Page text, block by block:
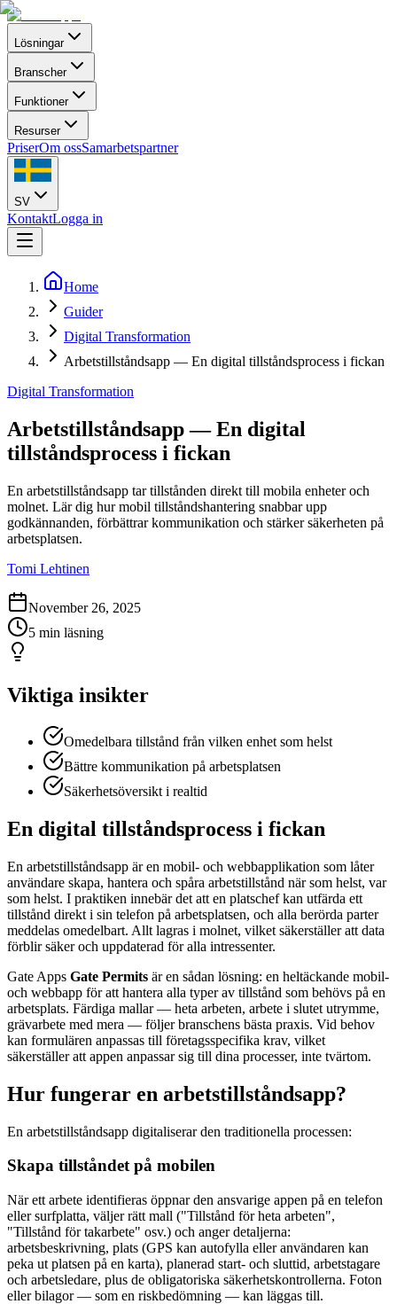
Lösningar
Branscher
Funktioner
Resurser
PriserOm ossSamarbetspartner
SV
KontaktLogga in
Home
Guider
Digital Transformation
Arbetstillståndsapp — En digital tillståndsprocess i fickan
Digital Transformation
Arbetstillståndsapp — En digital
tillståndsprocess i fickan
En arbetstillståndsapp tar tillstånden direkt till mobila enheter och
molnet. Lär dig hur mobil tillståndshantering snabbar upp
godkännanden, förbättrar kommunikation och stärker säkerheten på
arbetsplatsen.
Tomi Lehtinen
November 26, 2025
5 min läsning
Viktiga insikter
Omedelbara tillstånd från vilken enhet som helst
Bättre kommunikation på arbetsplatsen
Säkerhetsöversikt i realtid
En digital tillståndsprocess i fickan
En arbetstillståndsapp är en mobil- och webbapplikation som låter
användare skapa, hantera och spåra arbetstillstånd när som helst, var
som helst. I praktiken innebär det att en platschef kan utfärda ett
tillstånd direkt i sin telefon på arbetsplatsen, och alla berörda parter
meddelas omedelbart. Allt lagras i molnet, vilket säkerställer att data
förblir säker och uppdaterad för alla intressenter.
Gate Apps Gate Permits är en sådan lösning: en heltäckande mobil-
och webbapp för att hantera alla typer av tillstånd som behövs på en
arbetsplats. Färdiga mallar — heta arbeten, arbete i slutet utrymme,
grävarbete med mera — följer branschens bästa praxis. Vid behov
kan formulären anpassas till företagsspecifika krav, vilket
säkerställer att appen anpassar sig till dina processer, inte tvärtom.
Hur fungerar en arbetstillståndsapp?
En arbetstillståndsapp digitaliserar den traditionella processen:
Skapa tillståndet på mobilen
När ett arbete identifieras öppnar den ansvarige appen på en telefon
eller surfplatta, väljer rätt mall ("Tillstånd för heta arbeten",
"Tillstånd för takarbete" osv.) och anger detaljerna:
arbetsbeskrivning, plats (GPS kan autofylla eller användaren kan
peka ut platsen på en karta), planerad start- och sluttid, arbetstagare
och arbetsledare, plus de obligatoriska säkerhetskontrollerna. Foton
eller bilagor — som en riskbedömning — kan läggas till.